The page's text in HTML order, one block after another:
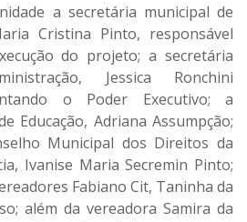
a secretária municipal de
Cristina Pinto, responsável
do projeto; a secretária
Jessica Ronchini
o Poder Executivo; a
Educação, Adriana Assumpção;
Municipal dos Direitos da
Ivanise Maria Secremin Pinto;
Fabiano Cit, Taninha da
além da vereadora Samira da